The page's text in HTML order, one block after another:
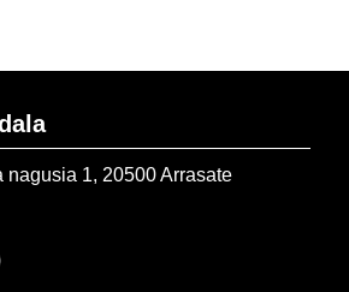
nagusia 1, 20500 Arrasate